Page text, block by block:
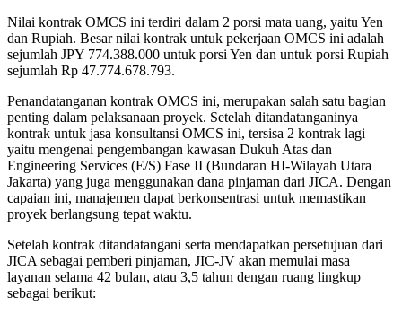
Nilai kontrak OMCS ini terdiri dalam 2 porsi mata uang, yaitu Yen
dan Rupiah. Besar nilai kontrak untuk pekerjaan OMCS ini adalah
sejumlah JPY 774.388.000 untuk porsi Yen dan untuk porsi Rupiah
sejumlah Rp 47.774.678.793.
Penandatanganan kontrak OMCS ini, merupakan salah satu bagian
penting dalam pelaksanaan proyek. Setelah ditandatanganinya
kontrak untuk jasa konsultansi OMCS ini, tersisa 2 kontrak lagi
yaitu mengenai pengembangan kawasan Dukuh Atas dan
Engineering Services (E/S) Fase II (Bundaran HI-Wilayah Utara
Jakarta) yang juga menggunakan dana pinjaman dari JICA. Dengan
capaian ini, manajemen dapat berkonsentrasi untuk memastikan
proyek berlangsung tepat waktu.
Setelah kontrak ditandatangani serta mendapatkan persetujuan dari
JICA sebagai pemberi pinjaman, JIC-JV akan memulai masa
layanan selama 42 bulan, atau 3,5 tahun dengan ruang lingkup
sebagai berikut: